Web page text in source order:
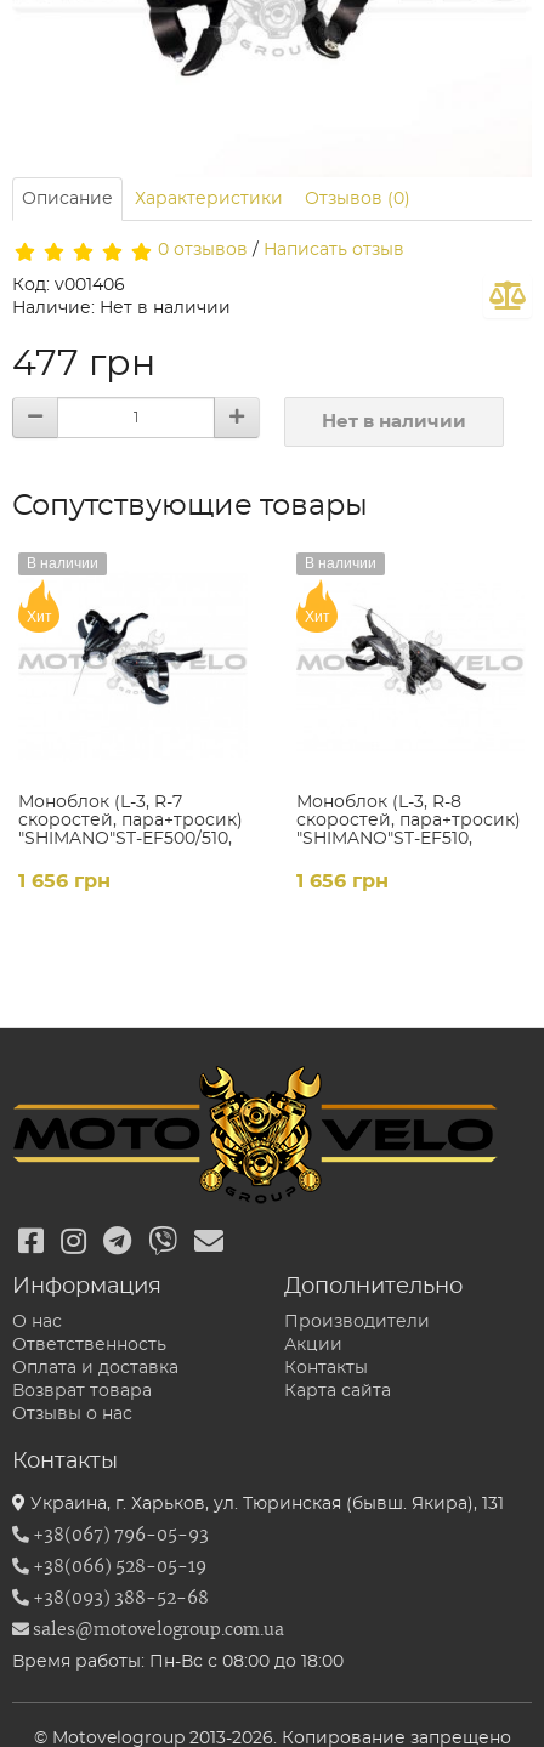
Описание Характеристики Отзывов (0)
0 отзывов / Написать отзыв
Код: v001406
Наличие: Нет в наличии
477 грн
Нет в наличии
Сопутствующие товары
Моноблок (L-3, R-7
скоростей, пара+тросик)
"SHIMANO"ST-EF500/510,
В наличии
Хит
1 656 грн
Моноблок (L-3, R-8
скоростей, пара+тросик)
"SHIMANO"ST-EF510,
В наличии
Хит
1 656 грн
Информация
О нас
Ответственность
Оплата и доставка
Возврат товара
Отзывы о нас
Дополнительно
Производители
Акции
Контакты
Карта сайта
Контакты
Украина, г. Харьков, ул. Тюринская (бывш. Якира), 131
+38(067) 796-05-93
+38(066) 528-05-19
+38(093) 388-52-68
sales@motovelogroup.com.ua
Время работы: Пн-Вс с 08:00 до 18:00
© Motovelogroup 2013-2026. Копирование запрещено